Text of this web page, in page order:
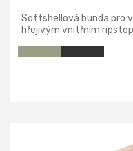
Softshellová bunda pro
hřejivým vnitřním